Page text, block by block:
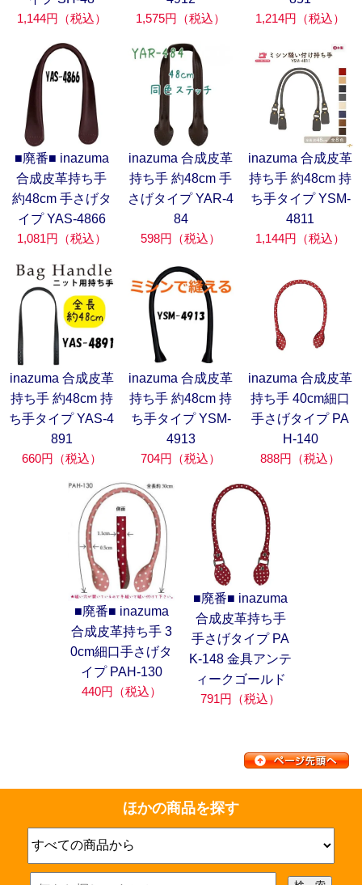
1,144円（税込）
1,575円（税込）
1,214円（税込）
■廃番■ inazuma
合成皮革持ち手
約48cm 手さげタ
イプ YAS-4866
1,081円（税込）
inazuma 合成皮革
持ち手 約48cm 手
さげタイプ YAR-4
84
598円（税込）
inazuma 合成皮革
持ち手 約48cm 持
ち手タイプ YSM-
4811
1,144円（税込）
inazuma 合成皮革
持ち手 約48cm 持
ち手タイプ YAS-4
891
660円（税込）
inazuma 合成皮革
持ち手 約48cm 持
ち手タイプ YSM-
4913
704円（税込）
inazuma 合成皮革
持ち手 40cm細口
手さげタイプ PA
H-140
888円（税込）
■廃番■ inazuma
合成皮革持ち手 3
0cm細口手さげタ
イプ PAH-130
440円（税込）
■廃番■ inazuma
合成皮革持ち手
手さげタイプ PA
K-148 金具アンテ
ィークゴールド
791円（税込）
ほかの商品を探す